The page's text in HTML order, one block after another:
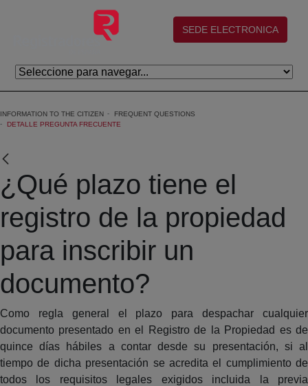
Skip to Main Content
(abre en nueva ventana)
SEDE ELECTRONICA
INFORMATION TO THE CITIZEN
FREQUENT QUESTIONS
DETALLE PREGUNTA FRECUENTE
¿Qué plazo tiene el
registro de la propiedad
para inscribir un
documento?
Como regla general el plazo para despachar cualquier
documento presentado en el Registro de la Propiedad es de
quince días hábiles a contar desde su presentación, si al
tiempo de dicha presentación se acredita el cumplimiento de
todos los requisitos legales exigidos incluida la previa